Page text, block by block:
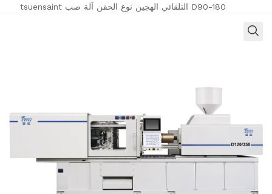
tsuensaint التلقائي الهجين نوع الحقن آلة صب D90-180